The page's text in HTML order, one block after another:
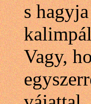
s
Vagy,